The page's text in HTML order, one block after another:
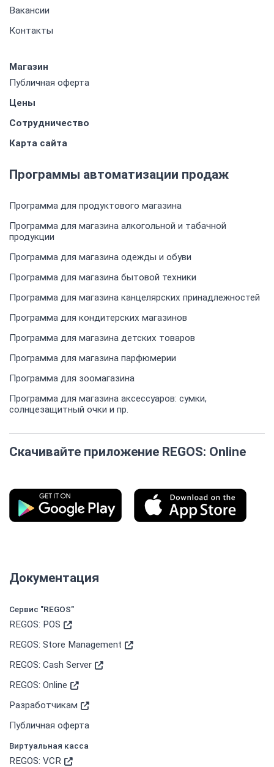
Вакансии
Контакты
Магазин
Публичная оферта
Цены
Сотрудничество
Карта сайта
Программы автоматизации продаж
Программа для продуктового магазина
Программа для магазина алкогольной и табачной
продукции
Программа для магазина одежды и обуви
Программа для магазина бытовой техники
Программа для магазина канцелярских принадлежностей
Программа для кондитерских магазинов
Программа для магазина детских товаров
Программа для магазина парфюмерии
Программа для зоомагазина
Программа для магазина аксессуаров: сумки,
солнцезащитный очки и пр.
Скачивайте приложение REGOS: Online
Документация
Сервис "REGOS"
REGOS: POS
REGOS: Store Management
REGOS: Cash Server
REGOS: Online
Разработчикам
Публичная оферта
Виртуальная касса
REGOS: VCR